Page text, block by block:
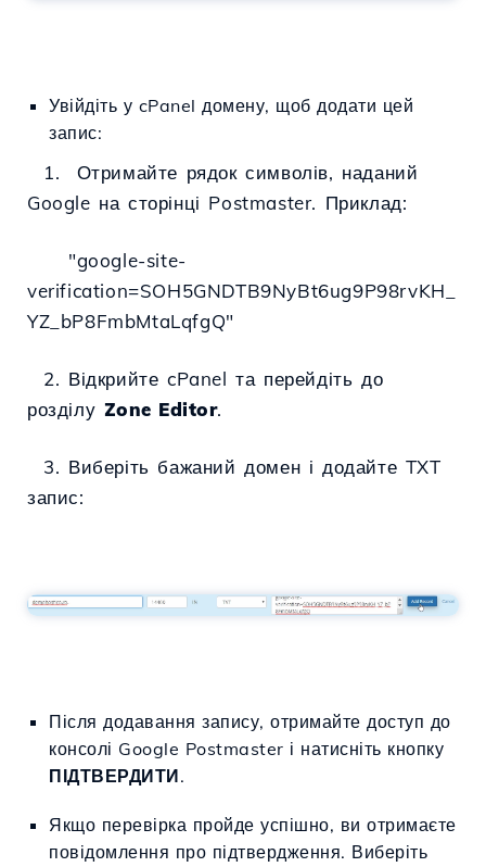
Увійдіть у cPanel домену, щоб додати цей
запис:
1. Отримайте рядок символів, наданий
Google на сторінці Postmaster. Приклад:
"google-site-
verification=SOH5GNDTB9NyBt6ug9P98rvKH_
YZ_bP8FmbMtaLqfgQ"
2. Відкрийте cPanel та перейдіть до
розділу Zone Editor.
3. Виберіть бажаний домен і додайте TXT
запис:
Після додавання запису, отримайте доступ до
консолі Google Postmaster і натисніть кнопку
ПІДТВЕРДИТИ.
Якщо перевірка пройде успішно, ви отримаєте
повідомлення про підтвердження. Виберіть